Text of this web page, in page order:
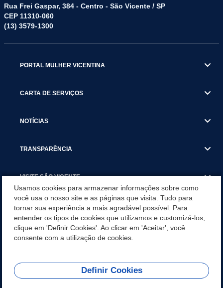
Rua Frei Gaspar, 384 - Centro - São Vicente / SP
CEP 11310-060
(13) 3579-1300
PORTAL MULHER VICENTINA
CARTA DE SERVIÇOS
NOTÍCIAS
TRANSPARÊNCIA
VISITE SÃO VICENTE
SÃO VICENTE REFORÇA REDE DE PROTEÇÃO ÀS MULHERES
DURANTE O AGOSTO LILÁS COM AÇÕES DE
CONSCIENTIZAÇÃO E ACOLHIMENTO
REDES SOCIAIS
Usamos cookies para armazenar informações sobre como
você usa o nosso site e as páginas que visita. Tudo para
tornar sua experiência a mais agradável possível. Para
entender os tipos de cookies que utilizamos e customizá-los,
clique em 'Definir Cookies'. Ao clicar em 'Aceitar', você
consente com a utilização de cookies.
Definir Cookies
Olá! Como